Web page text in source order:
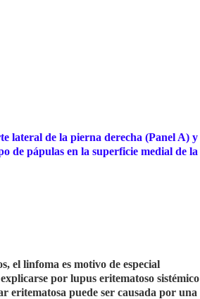
lateral de la pierna derecha (Panel A) y
de pápulas en la superficie medial de la
el linfoma es motivo de especial
por lupus eritematoso sistémico
eritematosa puede ser causada por una